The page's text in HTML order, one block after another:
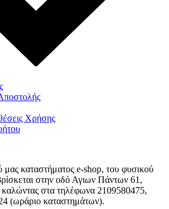
Χρήσης
καταστήματος e-shop, του φυσικού
στην οδό Αγιων Πάντων 61,
στα τηλέφωνα 2109580475,
(ωράριο καταστημάτων).